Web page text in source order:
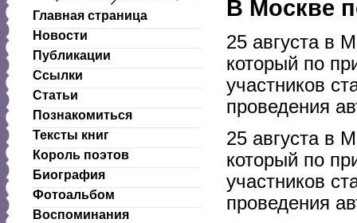
Главная страница
Новости
Публикации
Ссылки
Статьи
Познакомиться
Тексты книг
Король поэтов
Биография
Фотоальбом
Воспоминания
В Москве
25 августа в
который по
участников
проведения
25 августа в
который по
участников
проведения